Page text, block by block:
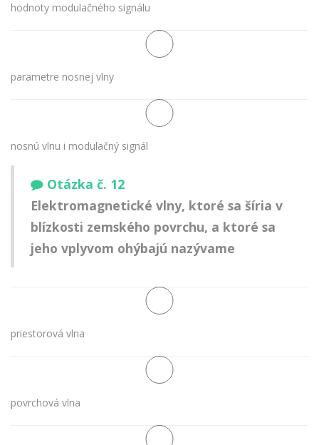
hodnoty modulačného signálu
parametre nosnej vlny
nosnú vlnu i modulačný signál
Otázka č. 12
Elektromagnetické vlny, ktoré sa šíria v
blízkosti zemského povrchu, a ktoré sa
jeho vplyvom ohýbajú nazývame
priestorová vlna
povrchová vlna